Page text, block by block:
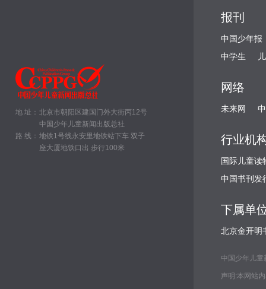
地 址： 北京市朝阳区建国门外大街丙12号
中国少年儿童新闻出版总社
路 线： 地铁1号线永安里地铁站下车 双子
座大厦地铁口出 步行100米
报刊
中国少年报
中学生
网络
未来网
行业机
国际儿童读
中国书刊发
下属单
北京金开明
中国少年儿
声明:本网站